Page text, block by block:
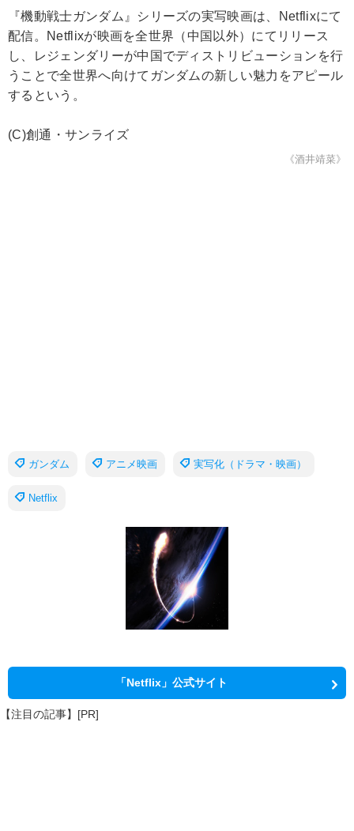
『機動戦士ガンダム』シリーズの実写映画は、Netflixにて
配信。Netflixが映画を全世界（中国以外）にてリリース
し、レジェンダリーが中国でディストリビューションを行
うことで全世界へ向けてガンダムの新しい魅力をアピール
するという。
(C)創通・サンライズ
《酒井靖菜》
ガンダム アニメ映画 実写化（ドラマ・映画）
Netflix
「Netflix」公式サイト
【注目の記事】[PR]